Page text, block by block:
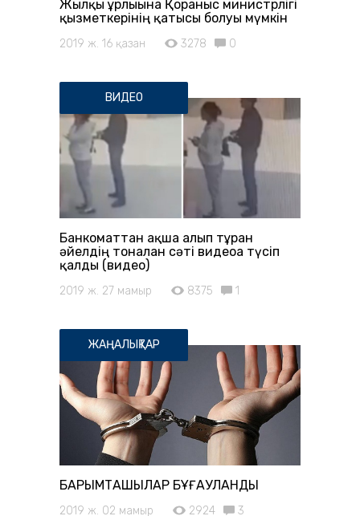
Жылқы ұрлығына Қорғаныс министрлігі
қызметкерінің қатысы болуы мүмкін
2019 ж. 16 қазан 3278 0
ВИДЕО
Банкоматтан ақша алып тұрған
әйелдің тоналған сәті видеоға түсіп
қалды (видео)
2019 ж. 27 мамыр 8375 1
ЖАҢАЛЫҚТАР
БАРЫМТАШЫЛАР БҰҒАУЛАНДЫ
2019 ж. 02 мамыр 2924 3